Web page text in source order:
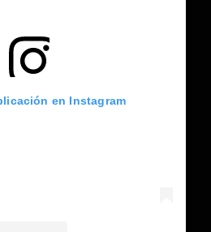
en Instagram